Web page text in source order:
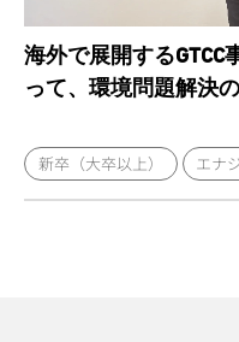
海外で展開するGTCC
って、環境問題解決
新卒（大卒以上） エナ